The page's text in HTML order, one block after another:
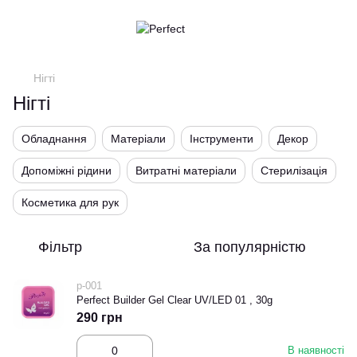
Нігті
Нігті
Обладнання Матеріали Інструменти Декор
Допоміжні рідини Витратні матеріали Стерилізація
Косметика для рук
Фільтр За популярністю
p-001
Perfect Builder Gel Clear UV/LED 01 , 30g
В наявності
290 грн